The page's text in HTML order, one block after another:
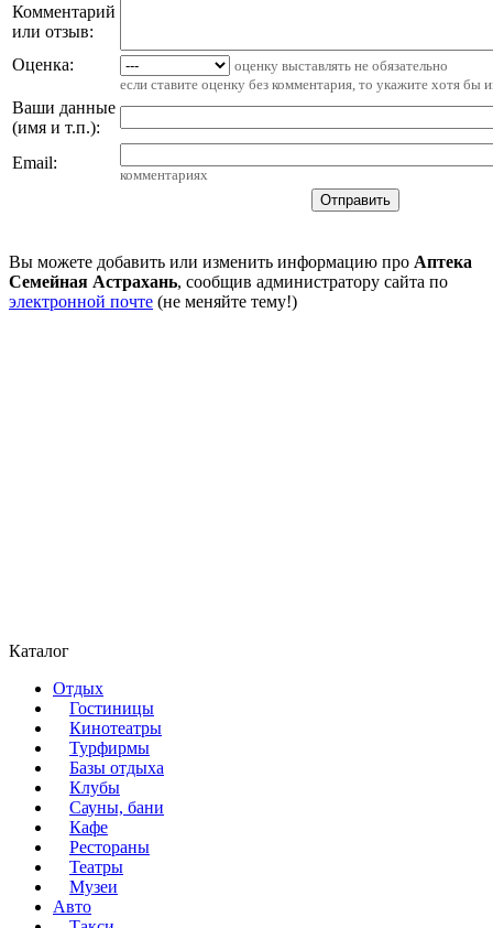
Комментарий
или отзыв:
Оценка:
оценку выставлять не обязательно
если ставите оценку без комментария, то укажите хотя бы
Ваши данные
(имя и т.п.):
Email:
комментариях
Вы можете добавить или изменить информацию про Аптека
Семейная Астрахань, сообщив администратору сайта по
электронной почте (не меняйте тему!)
Каталог
Отдых
Гостиницы
Кинотеатры
Турфирмы
Базы отдыха
Клубы
Сауны, бани
Кафе
Рестораны
Театры
Музеи
Авто